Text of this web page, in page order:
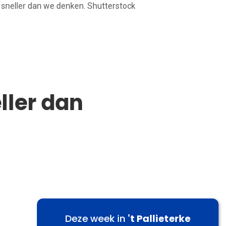
dan we denken. Shutterstock
dan
Deze week in 't Pallieterke